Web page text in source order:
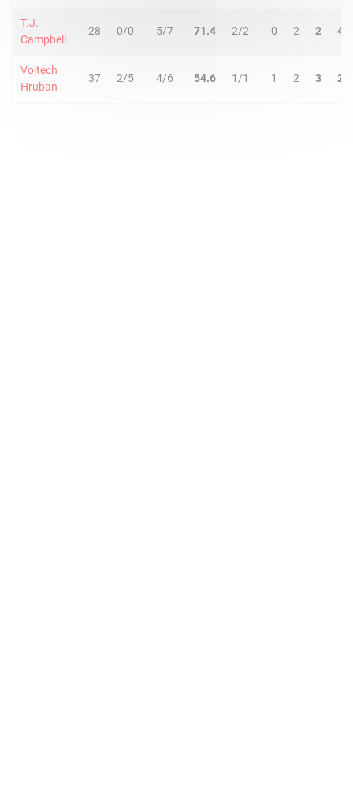
T.J.
Campbell
28 0/0 5/7 71.4 2/2 0 2 2 4
Vojtech
Hruban
37 2/5 4/6 54.6 1/1 1 2 3 2